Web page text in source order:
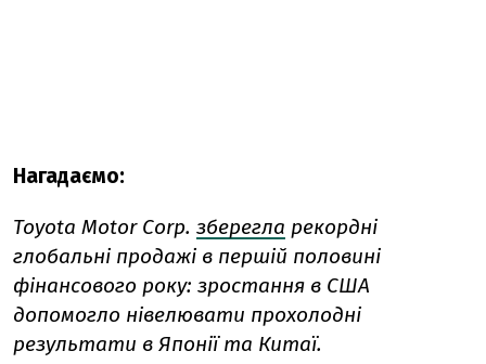
Нагадаємо:
Toyota Motor Corp. зберегла рекордні
глобальні продажі в першій половині
фінансового року: зростання в США
допомогло нівелювати прохолодні
результати в Японії та Китаї.